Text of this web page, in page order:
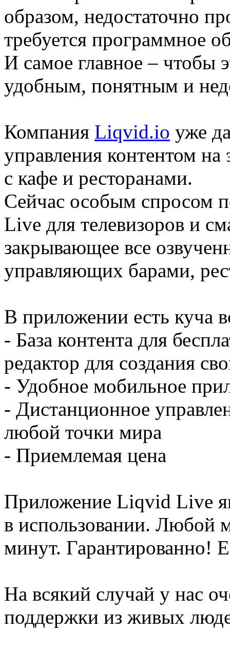
образом, недостаточно
требуется программное
И самое главное – чтобы
удобным, понятным и
Компания Liqvid.io уже
управления контентом на
с кафе и ресторанами.
Сейчас особым спросом
Live для телевизоров и
закрывающее все
управляющих барами,
В приложении есть куча
- База контента для
редактор для создания
- Удобное мобильное
- Дистанционное
любой точки мира
- Приемлемая цена
Приложение Liqvid Live
в использовании. Любой
минут. Гарантированно!
На всякий случай у нас
поддержки из живых